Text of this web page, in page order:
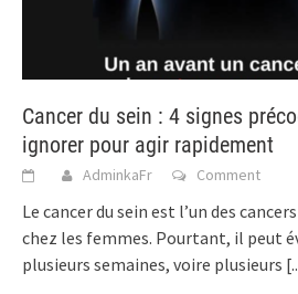
Cancer du sein : 4 signes
ignorer pour agir rapidement
AdminkaFr Comment
Le cancer du sein est l’un des
chez les femmes. Pourtant, il peut
plusieurs semaines, voire plusieurs